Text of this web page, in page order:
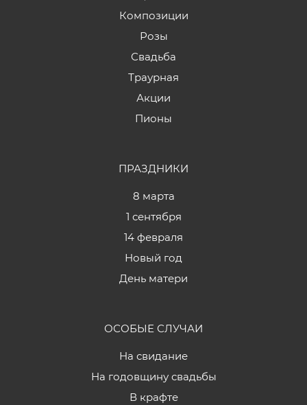
Композиции
Розы
Свадьба
Траурная
Акции
Пионы
ПРАЗДНИКИ
8 марта
1 сентября
14 февраля
Новый год
День матери
ОСОБЫЕ СЛУЧАИ
На свидание
На годовщину свадьбы
В крафте